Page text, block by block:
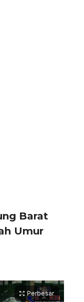
Barat
Umur
Perbesar